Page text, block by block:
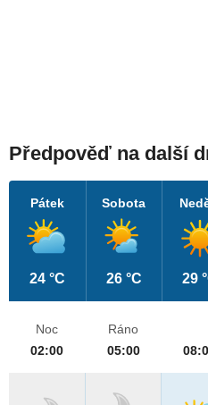
Předpověď na další
Pátek
24 °C
Sobota
26 °C 29
Noc
02:00
Ráno
05:00